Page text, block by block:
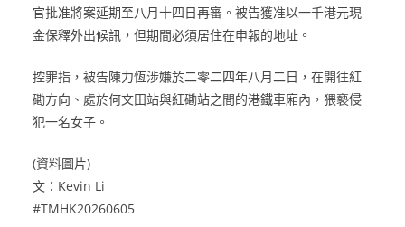
官批准將案延期至八月十四日再審。被告獲准以一千港元現
金保釋外出候訊，但期間必須居住在申報的地址。
控罪指，被告陳力恆涉嫌於二零二四年八月二日，在開往紅
磡方向、處於何文田站與紅磡站之間的港鐵車廂內，猥褻侵
犯一名女子。
(資料圖片)
文：Kevin Li
#TMHK20260605